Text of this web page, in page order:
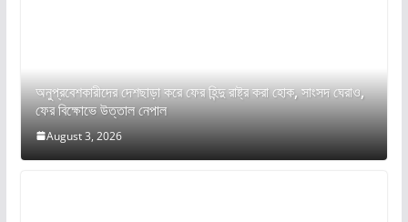
অনুপ্রবেশকারীদের দেশছাড়া করে ফের হিন্দু রাষ্ট্র করা হোক, সাংসদ ঘেরাও,
ফের বিক্ষোভে উত্তাল নেপাল
August 3, 2026